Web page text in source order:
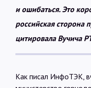
и ошибаться. Это
российская сторона
цитировала Вучича
Как писал ИнфоТЭК,